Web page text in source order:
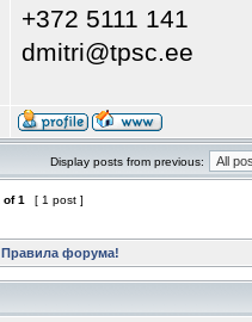
+372 5111 141
dmitri@tpsc.ee
Display posts from previous:
of1 [ 1 post ]
Правила форума!